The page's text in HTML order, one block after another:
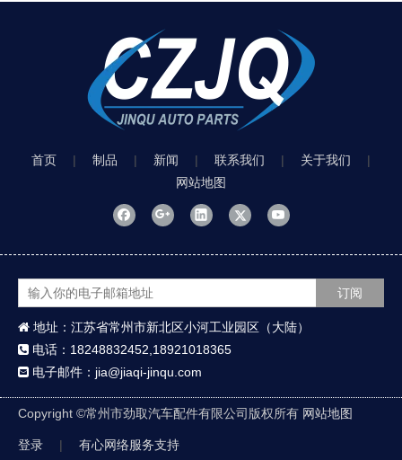
首页 | 制品 | 新闻 | 联系我们 | 关于我们
|
网站地图
订阅
 地址：江苏省常州市新北区小河工业园区（大陆）
 电话：18248832452,18921018365
 电子邮件：jia@jiaqi-jinqu.com
Copyright ©常州市劲取汽车配件有限公司版权所有 网站地图
登录 | 有心网络服务支持